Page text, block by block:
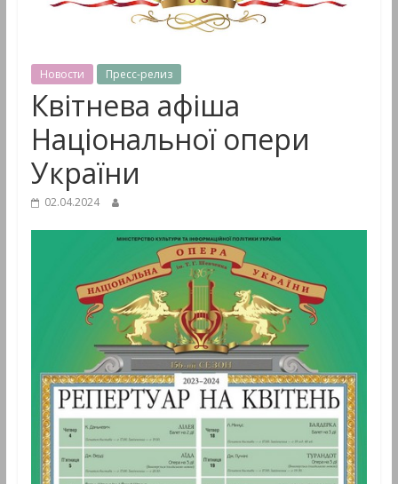
Новости Пресс-релиз
Квітнева афіша
Національної опери
України
02.04.2024